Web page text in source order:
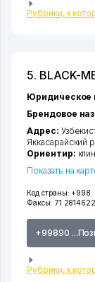
Рубрики, к
5. BLACK-
Код страны: +998
Факсы: 71 2814622
+99890
Рубрики, к
Юридическое
Брендовое
Адрес:
Яккасарайский
Ориентир:
Показать на